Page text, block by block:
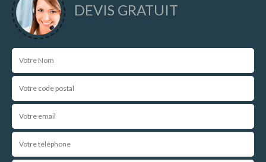
DEVIS GRATUIT